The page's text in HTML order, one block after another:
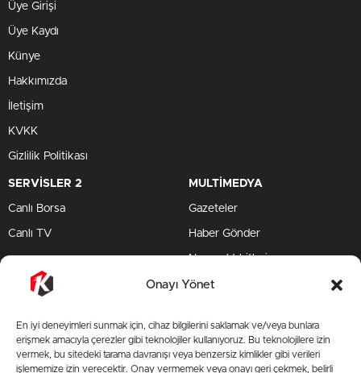
Onayı Yönet
En iyi deneyimleri sunmak için, cihaz bilgilerini saklamak ve/veya bunlara
erişmek amacıyla çerezler gibi teknolojiler kullanıyoruz. Bu teknolojilere izin
vermek, bu sitedeki tarama davranışı veya benzersiz kimlikler gibi verileri
işlememize izin verecektir. Onay vermemek veya onayı geri çekmek, belirli
Üye Girişi
Üye Kaydı
Künye
Hakkımızda
İletişim
KVKK
Gizlilik Politikası
SERVİSLER 2
Canlı Borsa
Canlı TV
MULTİMEDYA
Gazeteler
Haber Gönder
Namaz Vakitleri
TV Yayın Akışları
TV Yayın Akışları
Yazarlar Site